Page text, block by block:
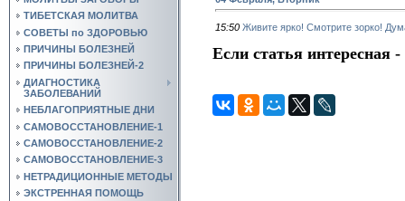
ТИБЕТСКАЯ МОЛИТВА
СОВЕТЫ по ЗДОРОВЬЮ
ПРИЧИНЫ БОЛЕЗНЕЙ
ПРИЧИНЫ БОЛЕЗНЕЙ-2
ДИАГНОСТИКА
ЗАБОЛЕВАНИЙ
НЕБЛАГОПРИЯТНЫЕ ДНИ
САМОВОССТАНОВЛЕНИЕ-1
САМОВОССТАНОВЛЕНИЕ-2
САМОВОССТАНОВЛЕНИЕ-3
НЕТРАДИЦИОННЫЕ МЕТОДЫ
ЭКСТРЕННАЯ ПОМОЩЬ
15:50 Живите ярко! Смотрите зорко!
Если статья интересная